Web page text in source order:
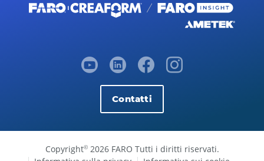
Contatti
Copyright©2026 FARO Tutti i diritti riservati.